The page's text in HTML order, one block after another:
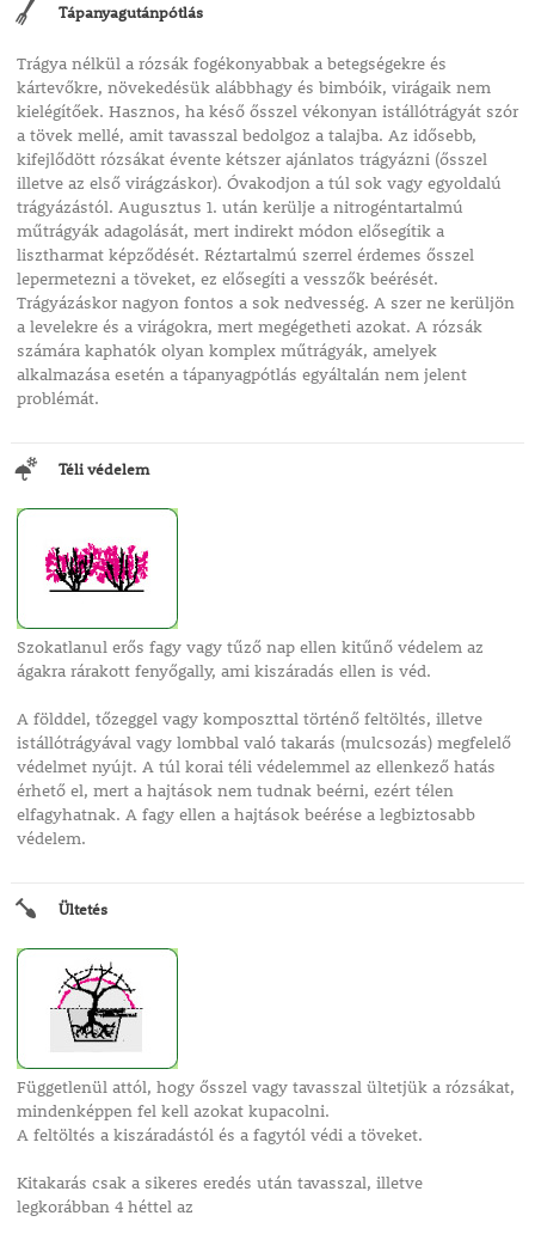
Tápanyagutánpótlás
Trágya nélkül a rózsák fogékonyabbak a betegségekre és
kártevőkre, növekedésük alábbhagy és bimbóik, virágaik nem
kielégítőek. Hasznos, ha késő ősszel vékonyan istállótrágyát szór
a tövek mellé, amit tavasszal bedolgoz a talajba. Az idősebb,
kifejlődött rózsákat évente kétszer ajánlatos trágyázni (ősszel
illetve az első virágzáskor). Óvakodjon a túl sok vagy egyoldalú
trágyázástól. Augusztus 1. után kerülje a nitrogéntartalmú
műtrágyák adagolását, mert indirekt módon elősegítik a
lisztharmat képződését. Réztartalmú szerrel érdemes ősszel
lepermetezni a töveket, ez elősegíti a vesszők beérését.
Trágyázáskor nagyon fontos a sok nedvesség. A szer ne kerüljön
a levelekre és a virágokra, mert megégetheti azokat. A rózsák
számára kaphatók olyan komplex műtrágyák, amelyek
alkalmazása esetén a tápanyagpótlás egyáltalán nem jelent
problémát.
Téli védelem
Szokatlanul erős fagy vagy tűző nap ellen kitűnő védelem az
ágakra rárakott fenyőgally, ami kiszáradás ellen is véd.
A földdel, tőzeggel vagy komposzttal történő feltöltés, illetve
istállótrágyával vagy lombbal való takarás (mulcsozás) megfelelő
védelmet nyújt. A túl korai téli védelemmel az ellenkező hatás
érhető el, mert a hajtások nem tudnak beérni, ezért télen
elfagyhatnak. A fagy ellen a hajtások beérése a legbiztosabb
védelem.
Ültetés
Függetlenül attól, hogy ősszel vagy tavasszal ültetjük a rózsákat,
mindenképpen fel kell azokat kupacolni.
A feltöltés a kiszáradástól és a fagytól védi a töveket.
Kitakarás csak a sikeres eredés után tavasszal, illetve
legkorábban 4 héttel az